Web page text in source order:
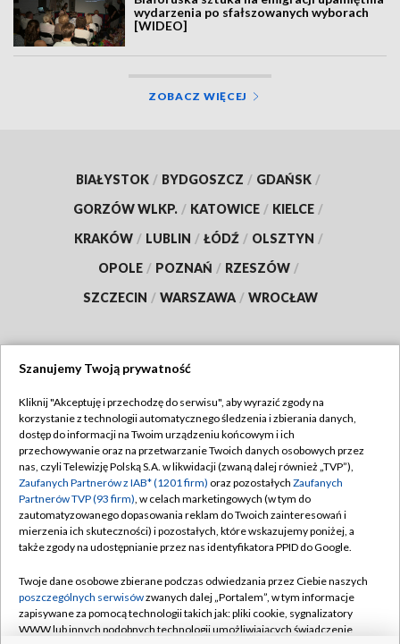
wydarzenia po sfałszowanych wyborach
[WIDEO]
ZOBACZ WIĘCEJ
BIAŁYSTOK / BYDGOSZCZ / GDAŃSK /
GORZÓW WLKP. / KATOWICE / KIELCE /
KRAKÓW / LUBLIN / ŁÓDŹ / OLSZTYN /
OPOLE / POZNAŃ / RZESZÓW /
SZCZECIN / WARSZAWA / WROCŁAW
TVP
Abonament TVP
Emisja w TVP
Centrum informacji TVP
Naziemna Telewizja Cyfrowa
Rada Programowa
System NOS
Regulamin TVP
Polityka prywatności
Moje zgody
Pomoc
Kontakt
Szanujemy Twoją prywatność
Kliknij "Akceptuję i przechodzę do serwisu", aby wyrazić zgody na
korzystanie z technologii automatycznego śledzenia i zbierania danych,
dostęp do informacji na Twoim urządzeniu końcowym i ich
przechowywanie oraz na przetwarzanie Twoich danych osobowych przez
nas, czyli Telewizję Polską S.A. w likwidacji (zwaną dalej również „TVP”),
Zaufanych Partnerów z IAB* (1201 firm) oraz pozostałych Zaufanych
Partnerów TVP (93 firm), w celach marketingowych (w tym do
zautomatyzowanego dopasowania reklam do Twoich zainteresowań i
mierzenia ich skuteczności) i pozostałych, które wskazujemy poniżej, a
także zgody na udostępnianie przez nas identyfikatora PPID do Google.
Twoje dane osobowe zbierane podczas odwiedzania przez Ciebie naszych
poszczególnych serwisówzwanych dalej „Portalem”, w tym informacje
zapisywane za pomocą technologii takich jak: pliki cookie, sygnalizatory
WWW lub innych podobnych technologii umożliwiających świadczenie